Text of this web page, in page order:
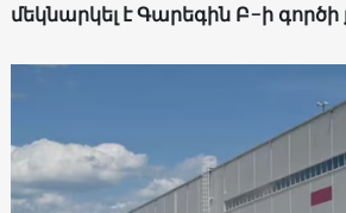
մեկնարկել է Գարեգին Բ-ի գործի